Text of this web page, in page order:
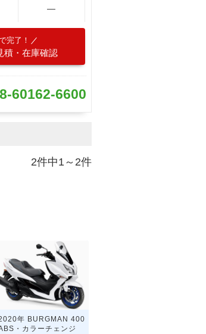
―
完了！
積・在庫確認
60162-6600
2件中1～2件
年 BURGMAN 400
・カラーチェンジ